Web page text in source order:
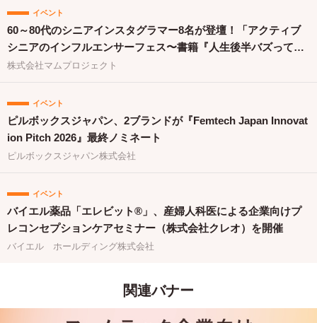
イベント
60～80代のシニアインスタグラマー8名が登壇！「アクティブ
シニアのインフルエンサーフェス〜書籍『人生後半バズってま
す！』出版祝〜」を開催
株式会社マムプロジェクト
イベント
ピルボックスジャパン、2ブランドが『Femtech Japan Innovat
ion Pitch 2026』最終ノミネート
ピルボックスジャパン株式会社
イベント
バイエル薬品「エレビット®」、産婦人科医による企業向けプ
レコンセプションケアセミナー（株式会社クレオ）を開催
バイエル ホールディング株式会社
関連バナー